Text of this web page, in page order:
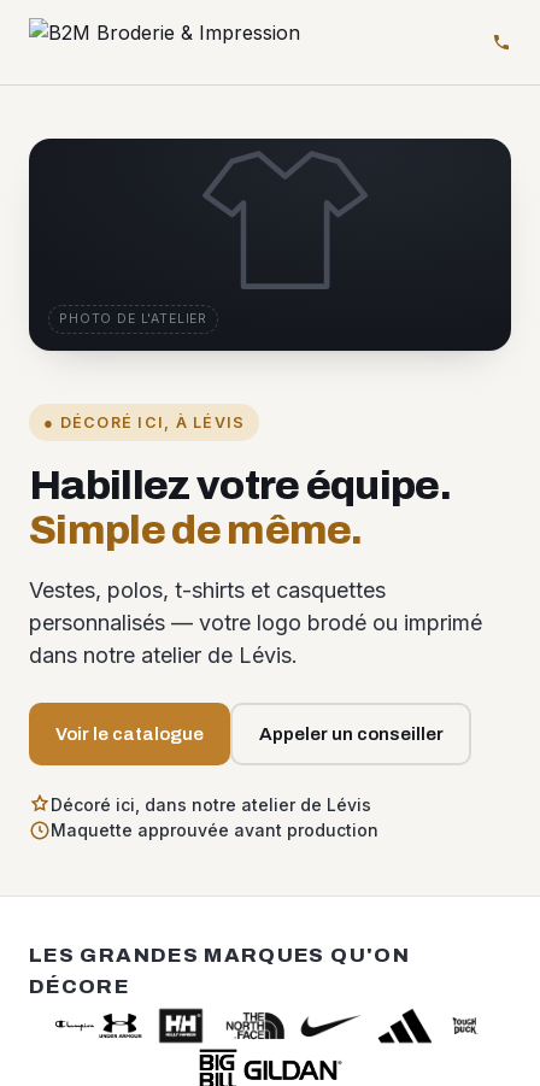
● DÉCORÉ ICI, À LÉVIS
Habillez votre équipe.
Simple de même.
Vestes, polos, t-shirts et casquettes
personnalisés — votre logo brodé ou imprimé
dans notre atelier de Lévis.
Voir le catalogue Appeler un conseiller
Décoré ici, dans notre atelier de Lévis
Maquette approuvée avant production
PHOTO DE L'ATELIER
LES GRANDES MARQUES QU'ON
DÉCORE